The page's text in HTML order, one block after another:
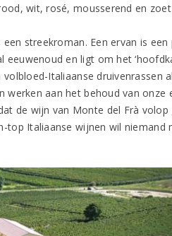
wit, rosé, mousserend en
streekroman. Een ervan is
en ligt om het
Italiaanse druivenrassen
aan het behoud van onze
de wijn van Monte del Frà
top Italiaanse wijnen wil niemand